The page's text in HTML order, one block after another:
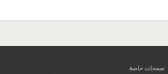
صفحات خاصة